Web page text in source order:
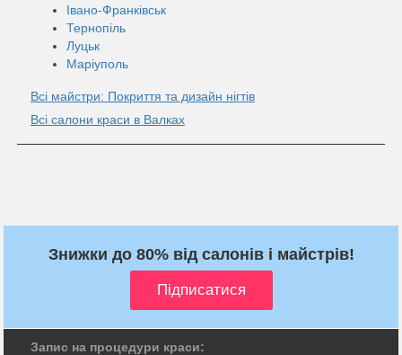
Івано-Франківськ
Тернопіль
Луцьк
Маріуполь
Всі майстри: Покриття та дизайн нігтів
Всі салони краси в Валках
Знижки до 80% від салонів і майстрів!
Запис на процедури краси: